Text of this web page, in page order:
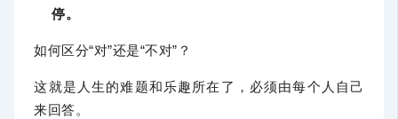
停。
如何区分“对”还是“不对”？
这就是人生的难题和乐趣所在了，必须由每个人自己
来回答。